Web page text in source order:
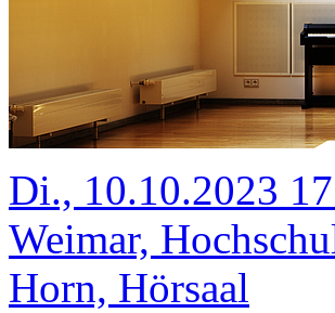
Di., 10.10.2023
Weimar,
Horn, Hörsaal